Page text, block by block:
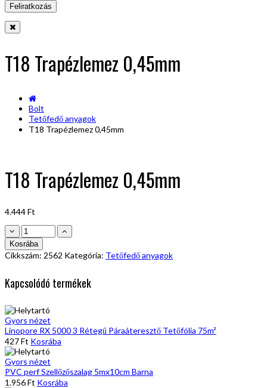
T18 Trapézlemez 0,45mm
Bolt
Tetőfedő anyagok
T18 Trapézlemez 0,45mm
T18 Trapézlemez 0,45mm
4.444Ft
T18
Trapézlemez
0,45mm
mennyiség
Kosrába
Cikkszám: 2562 Kategória: Tetőfedő anyagok
Kapcsolódó termékek
Gyors nézet
Linopore RX 5000 3 Rétegű Páraáteresztő Tetőfólia 75m²
427Ft Kosrába
Gyors nézet
PVC perf Szellőzőszalag 5mx10cm Barna
1.956Ft Kosrába